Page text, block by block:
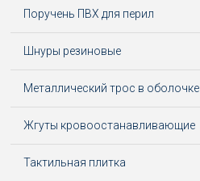
Поручень ПВХ для перил
Шнуры резиновые
Металлический трос в оболочке
Жгуты кровоостанавливающие
Тактильная плитка